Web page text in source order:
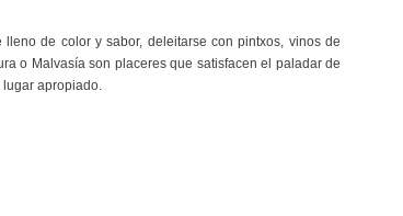
de color y sabor, deleitarse con pintxos, vinos de
o Malvasía son placeres que satisfacen el paladar de
apropiado.